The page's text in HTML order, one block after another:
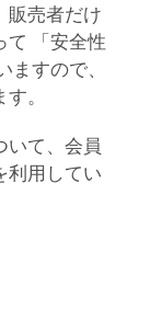
販売者だけ
て 「安全性
ますので、
。
いて、会員
利用してい